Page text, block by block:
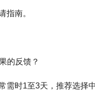
指南。
的反馈？
需时1至3天，推荐选择